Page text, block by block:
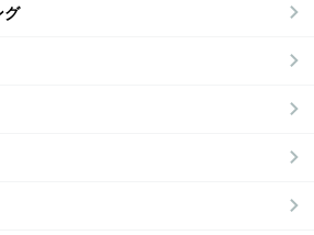
グ